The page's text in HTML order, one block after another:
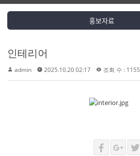
홍보자료
인테리어
admin 2025.10.20 02:17 조회 수 : 1155